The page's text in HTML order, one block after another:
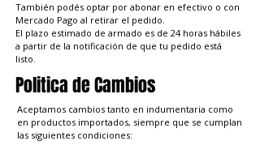
También podés optar por abonar en efectivo o con
Mercado Pago al retirar el pedido.
El plazo estimado de armado es de 24 horas hábiles
a partir de la notificación de que tu pedido está
listo.
Politica de Cambios
Aceptamos cambios tanto en indumentaria como
en productos importados, siempre que se cumplan
las siguientes condiciones: